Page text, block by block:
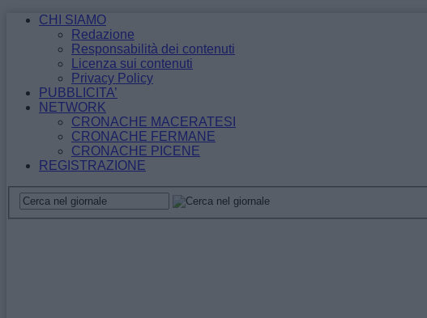
CHI SIAMO
Redazione
Responsabilità dei contenuti
Licenza sui contenuti
Privacy Policy
PUBBLICITA’
NETWORK
CRONACHE MACERATESI
CRONACHE FERMANE
CRONACHE PICENE
REGISTRAZIONE